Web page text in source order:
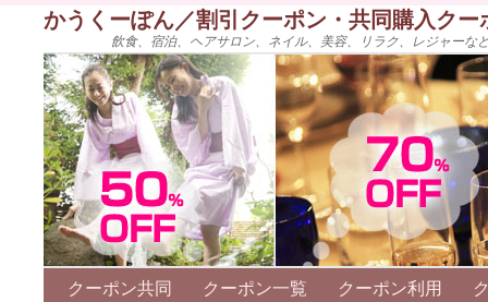
かうくーぽん／割引クーポン・共同購入ク
飲食、宿泊、ヘアサロン、ネイル、美容、リラク、レジャー
クーポン共同 クーポン一覧 クーポン利用